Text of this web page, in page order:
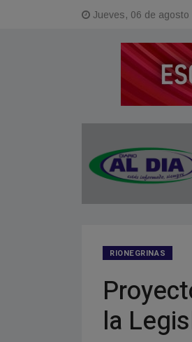
Jueves, 06 de agosto
de pesos en Viedma durante la
RIONEGRINAS
la